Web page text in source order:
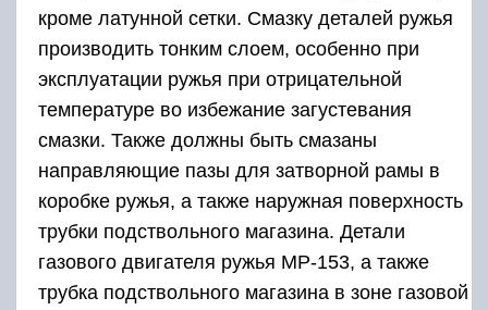
кроме латунной сетки. Смазку деталей ружья
производить тонким слоем, особенно при
эксплуатации ружья при отрицательной
температуре во избежание загустевания
смазки. Также должны быть смазаны
направляющие пазы для затворной рамы в
коробке ружья, а также наружная поверхность
трубки подствольного магазина. Детали
газового двигателя ружья МР-153, а также
трубка подствольного магазина в зоне газовой